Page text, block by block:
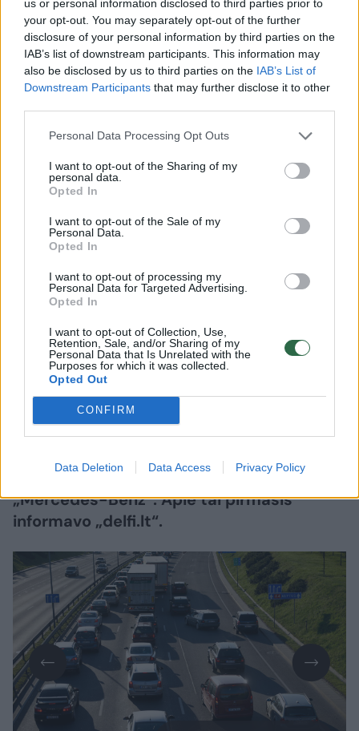
us or personal information disclosed to third parties prior to
your opt-out. You may separately opt-out of the further
disclosure of your personal information by third parties on the
IAB’s list of downstream participants. This information may
also be disclosed by us to third parties on the IAB’s List of
Downstream Participants that may further disclose it to other
Personal Data Processing Opt Outs
I want to opt-out of the Sharing of my
personal data.
Opted In
I want to opt-out of the Sale of my
Personal Data.
Opted In
I want to opt-out of processing my
Personal Data for Targeted Advertising.
Opted In
I want to opt-out of Collection, Use,
Retention, Sale, and/or Sharing of my
Personal Data that Is Unrelated with the
Purposes for which it was collected.
Opted Out
CONFIRM
Data Deletion Data Access Privacy Policy
Autostradoje – milžiniška spūstis:
nutempinėti teko itin ilgai
Lrytas.lt
Dar prieš vidurdienį kelyje Vilnius-
Kaunas-Klaipėda ties Ariogala (Raseinių r.)
į atitvarus atsitrenkė sunkvežimis
„Mercedes-Benz“. Apie tai pirmasis
informavo „delfi.lt“.